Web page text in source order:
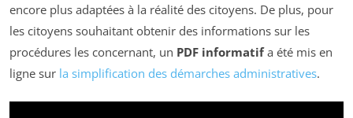
encore plus adaptées à la réalité des citoyens. De plus, pour
les citoyens souhaitant obtenir des informations sur les
procédures les concernant, un PDF informatifa été mis en
ligne sur la simplification des démarches administratives.